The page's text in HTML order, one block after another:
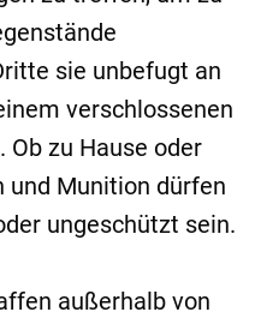
sie unbefugt an
verschlossenen
zu Hause oder
und Munition dürfen
ungeschützt sein.
außerhalb von